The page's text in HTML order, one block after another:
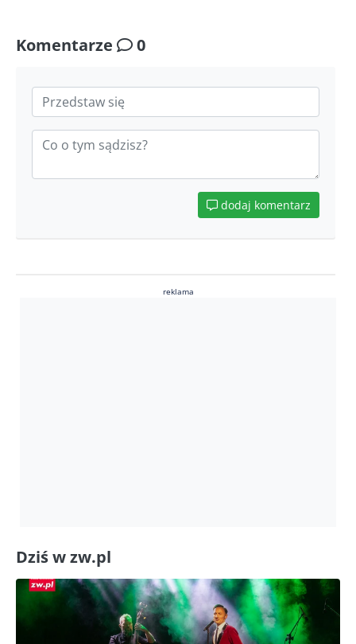
Komentarze 0
dodaj komentarz
reklama
Dziś w zw.pl